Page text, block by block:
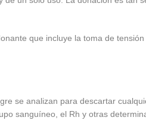
que incluye la toma de
se analizan para descartar
sanguíneo, el Rh y otras